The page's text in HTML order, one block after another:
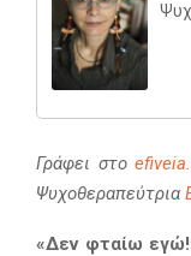
Γράφει στο
Ψυχοθεραπεύτρια
«Δεν φταίω